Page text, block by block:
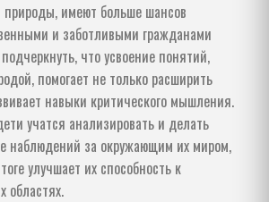
природы, имеют больше шансов
и заботливыми гражданами
что усвоение понятий,
помогает не только расширить
навыки критического мышления.
учатся анализировать и делать
наблюдений за окружающим их миром,
улучшает их способность к
областях.